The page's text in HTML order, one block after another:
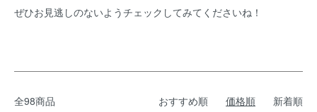
ぜひお見逃しのないようチェックしてみてくださいね！
全98商品 おすすめ順 価格順 新着順